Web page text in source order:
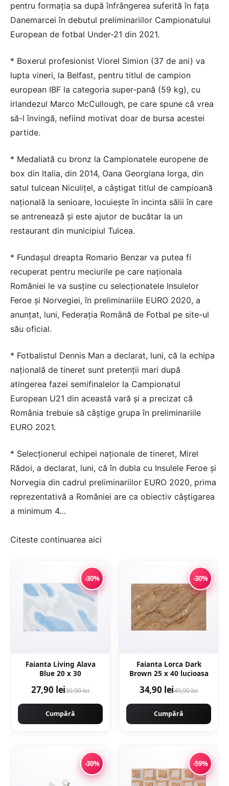
pentru formaţia sa după înfrângerea suferită în faţa
Danemarcei în debutul preliminariilor Campionatului
European de fotbal Under-21 din 2021.
* Boxerul profesionist Viorel Simion (37 de ani) va
lupta vineri, la Belfast, pentru titlul de campion
european IBF la categoria super-pană (59 kg), cu
irlandezul Marco McCullough, pe care spune că vrea
să-l învingă, nefiind motivat doar de bursa acestei
partide.
* Medaliată cu bronz la Campionatele europene de
box din Italia, din 2014, Oana Georgiana Iorga, din
satul tulcean Niculiţel, a câştigat titlul de campioană
naţională la senioare, locuieşte în incinta sălii în care
se antrenează şi este ajutor de bucătar la un
restaurant din municipiul Tulcea.
* Fundaşul dreapta Romario Benzar va putea fi
recuperat pentru meciurile pe care naţionala
României le va susţine cu selecţionatele Insulelor
Feroe şi Norvegiei, în preliminariile EURO 2020, a
anunţat, luni, Federaţia Română de Fotbal pe site-ul
său oficial.
* Fotbalistul Dennis Man a declarat, luni, că la echipa
naţională de tineret sunt pretenţii mari după
atingerea fazei semifinalelor la Campionatul
European U21 din această vară şi a precizat că
România trebuie să câştige grupa în preliminariile
EURO 2021.
* Selecţionerul echipei naţionale de tineret, Mirel
Rădoi, a declarat, luni, că în dubla cu Insulele Feroe şi
Norvegia din cadrul preliminariilor EURO 2020, prima
reprezentativă a României are ca obiectiv câştigarea
a minimum 4…
Citeste continuarea aici
-30%
Faianta Living Alava
Blue 20 x 30
27,90 lei39,90 lei
Cumpără
-30%
Faianta Lorca Dark
Brown 25 x 40 lucioasa
34,90 lei49,90 lei
Cumpără
-30% -59%